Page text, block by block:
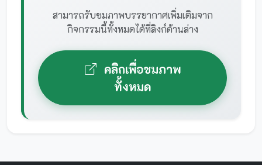
สามารถรับชมภาพบรรยากาศเพิ่มเติมจาก
กิจกรรมนี้ทั้งหมดได้ที่ลิงก์ด้านล่าง
คลิกเพื่อชมภาพ
ทั้งหมด